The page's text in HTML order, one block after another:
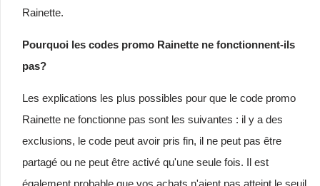
Rainette.
Pourquoi les codes promo Rainette ne fonctionnent-ils
pas?
Les explications les plus possibles pour que le code promo
Rainette ne fonctionne pas sont les suivantes : il y a des
exclusions, le code peut avoir pris fin, il ne peut pas être
partagé ou ne peut être activé qu'une seule fois. Il est
également probable que vos achats n'aient pas atteint le seuil